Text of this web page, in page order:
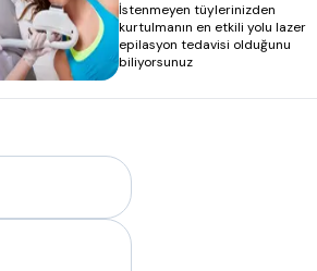
İstenmeyen tüylerinizden
kurtulmanın en etkili yolu lazer
epilasyon tedavisi olduğunu
biliyorsunuz